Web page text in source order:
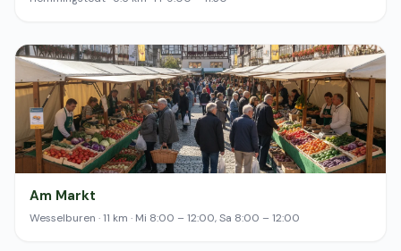
Am Markt
Wesselburen · 11 km · Mi 8:00 – 12:00, Sa 8:00 – 12:00